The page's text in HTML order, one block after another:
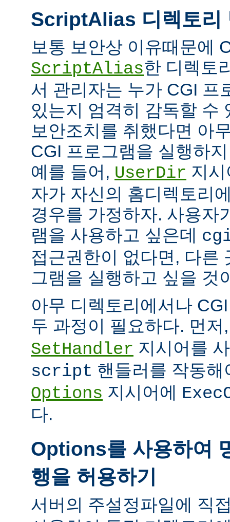
ScriptAlias 디렉토리
보통 보안상 이유때문에
ScriptAlias한 디렉토
서 관리자는 누가 CGI 프
있는지 엄격히 감독할 수
보안조치를 취했다면 아
CGI 프로그램을 실행하
예를 들어, UserDir 지
자가 자신의 홈디렉토리
경우를 가정하자. 사용자
램을 사용하고 싶은데
접근권한이 없다면, 다른
그램을 실행하고 싶을 것
아무 디렉토리에서나
두 과정이 필요하다. 먼
SetHandler 지시어를
script 핸들러를 작동
Options 지시어에
다.
Options를 사용하여
행을 허용하기
서버의 주설정파일에 직